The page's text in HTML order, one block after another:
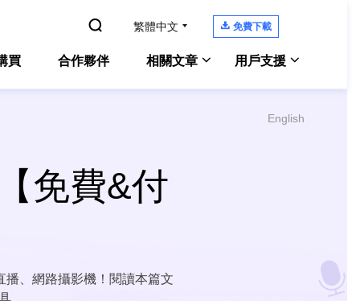
 繁體中文  免費下載
Mac 版本
螢幕錄製
買 合作夥伴 相關文章
Windows 10螢幕錄影
用戶支援
Chat 支援
聯絡技術人員
English
免費&付
、網路攝影機！閱讀本篇文
。